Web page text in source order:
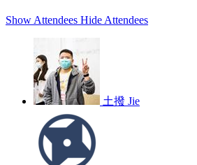
Show Attendees Hide Attendees
土撥 Jie